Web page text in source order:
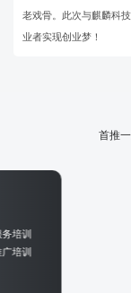
老戏骨。此次与麒麟科
业者实现创业梦！
首推